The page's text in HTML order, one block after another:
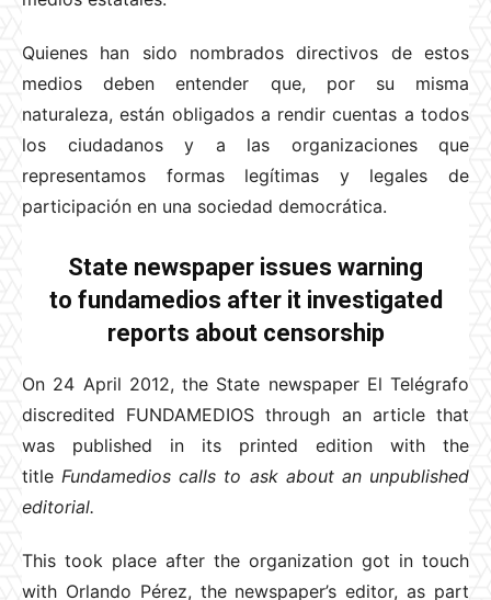
Quienes han sido nombrados directivos de estos
medios deben entender que, por su misma
naturaleza, están obligados a rendir cuentas a todos
los ciudadanos y a las organizaciones que
representamos formas legítimas y legales de
participación en una sociedad democrática.
State newspaper issues warning
to fundamedios after it investigated
reports about censorship
On 24 April 2012, the State newspaper El Telégrafo
discredited FUNDAMEDIOS through an article that
was published in its printed edition with the
title Fundamedios calls to ask about an unpublished
editorial.
This took place after the organization got in touch
with Orlando Pérez, the newspaper’s editor, as part